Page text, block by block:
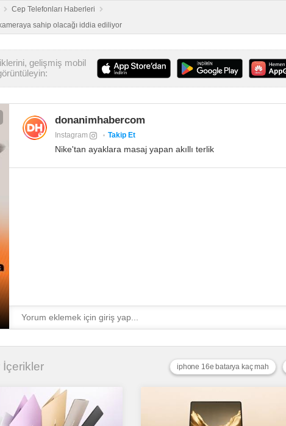
Cep Telefonları Haberleri
sahip olacağı iddia ediliyor
gelişmiş mobil
donanimhabercom
Instagram Takip Et
Nike'tan ayaklara masaj yapan akıllı terlik
İçerikler iphone 16e batarya kaç mah